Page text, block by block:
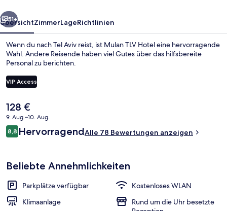
Rezeption
Weiter
51+
ÜbersichtZimmerLageRichtlinien
Wenn du nach Tel Aviv reist, ist Mulan TLV Hotel eine hervorragende
Wahl. Andere Reisende haben viel Gutes über das hilfsbereite
Personal zu berichten.
VIP Access
Der
aktuelle
Preis
beträgt
128 €
9. Aug.–10. Aug.
Bewertungen
8,88,8 von 10.
HervorragendAlle 78 Bewertungen anzeigen
Beliebte Annehmlichkeiten
Parkplätze verfügbar
Kostenloses WLAN
Klimaanlage
Rund um die Uhr besetzte